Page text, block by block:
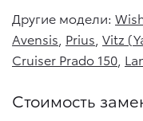
Другие модели:
Avensis Prius Vitz
Cruiser Prado 150
Стоимость